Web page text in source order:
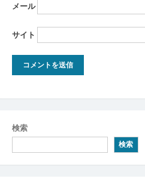
メール
サイト
検索
検索